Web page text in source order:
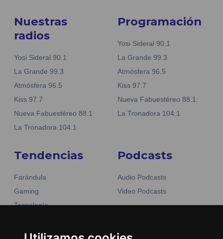
Nuestras
radios
Yosi Sideral 90.1
La Grande 99.3
Atmósfera 96.5
Kiss 97.7
Nueva Fabuestéreo 88.1
La Tronadora 104.1
Programación
Yosi Sideral 90.1
La Grande 99.3
Atmósfera 96.5
Kiss 97.7
Nueva Fabuestéreo 88.1
La Tronadora 104.1
Tendencias
Farándula
Gaming
Tecnología
Business
Podcasts
Audio Podcasts
Video Podcasts